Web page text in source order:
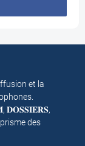
et la
𝐃𝐎𝐒𝐒𝐈𝐄𝐑𝐒,
des